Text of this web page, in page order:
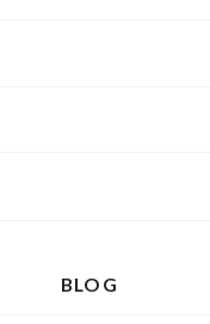
BLOG